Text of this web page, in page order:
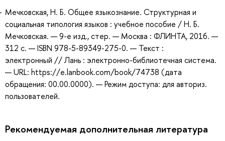
Мечковская, Н. Б. Общее языкознание. Структурная и
социальная типология языков : учебное пособие / Н. Б.
Мечковская. — 9-е изд., стер. — Москва : ФЛИНТА, 2016. —
312 с. — ISBN 978-5-89349-275-0. — Текст :
электронный // Лань : электронно-библиотечная система.
— URL: https://e.lanbook.com/book/74738 (дата
обращения: 00.00.0000). — Режим доступа: для авториз.
пользователей.
Рекомендуемая дополнительная литература